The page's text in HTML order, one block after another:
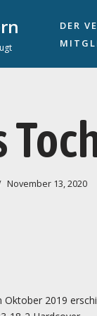
DER
November 13, 2020
Oktober 2019